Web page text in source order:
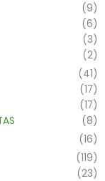
(9)
(6)
(3)
(2)
(41)
(17)
(17)
(8)
(16)
(119)
(23)